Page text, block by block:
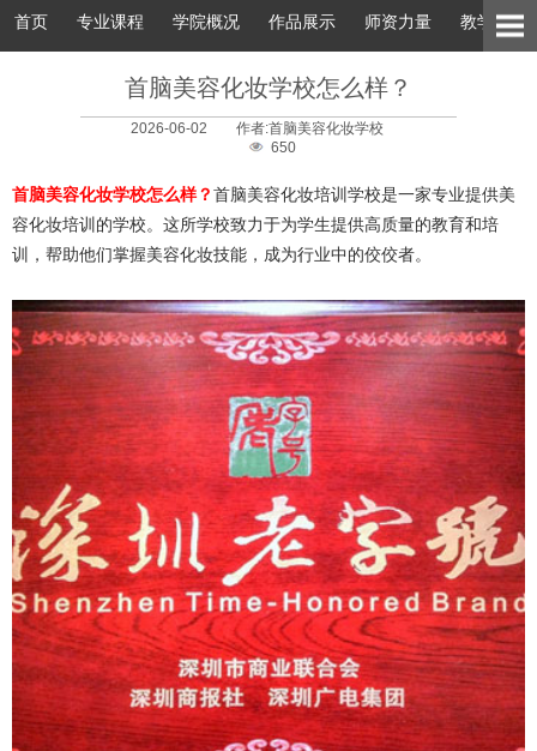
首页 专业课程 学院概况 作品展示 师资力量 教学环境
首脑美容化妆学校怎么样？
2026-06-02
作者:首脑美容化妆学校
650
首脑美容化妆学校怎么样？首脑美容化妆培训学校是一家专业提供美
容化妆培训的学校。这所学校致力于为学生提供高质量的教育和培
训，帮助他们掌握美容化妆技能，成为行业中的佼佼者。